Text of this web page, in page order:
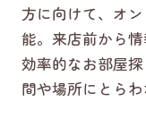
方に向けて、オ
能。来店前から情
効率的なお部屋
間や場所にとら